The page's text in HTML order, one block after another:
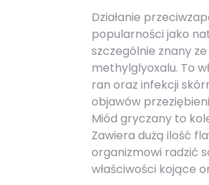
Działanie
popularności jako
szczególnie znany
methylglyoxalu. To
ran oraz infekcji
objawów
Miód gryczany to
Zawiera dużą ilość
organizmowi radzić
właściwości kojące